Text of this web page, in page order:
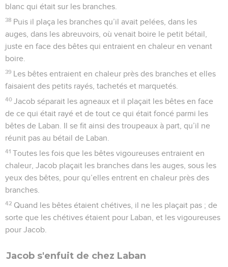
blanc qui était sur les branches.
38 Puis il plaça les branches qu’il avait pelées, dans les
auges, dans les abreuvoirs, où venait boire le petit bétail,
juste en face des bêtes qui entraient en chaleur en venant
boire.
39 Les bêtes entraient en chaleur près des branches et elles
faisaient des petits rayés, tachetés et marquetés.
40 Jacob séparait les agneaux et il plaçait les bêtes en face
de ce qui était rayé et de tout ce qui était foncé parmi les
bêtes de Laban. Il se fit ainsi des troupeaux à part, qu’il ne
réunit pas au bétail de Laban.
41 Toutes les fois que les bêtes vigoureuses entraient en
chaleur, Jacob plaçait les branches dans les auges, sous les
yeux des bêtes, pour qu’elles entrent en chaleur près des
branches.
42 Quand les bêtes étaient chétives, il ne les plaçait pas ; de
sorte que les chétives étaient pour Laban, et les vigoureuses
pour Jacob.
Jacob s'enfuit de chez Laban